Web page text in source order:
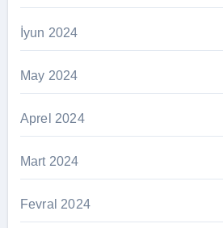
İyun 2024
May 2024
Aprel 2024
Mart 2024
Fevral 2024